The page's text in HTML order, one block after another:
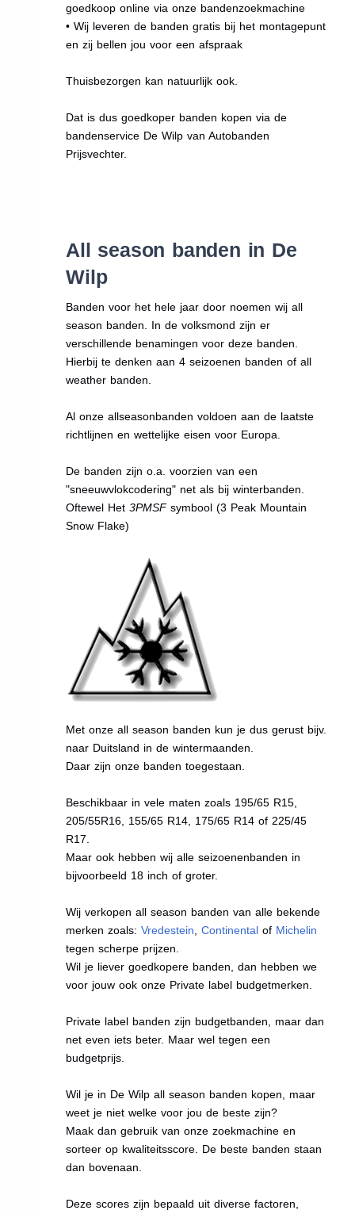
goedkoop online via onze bandenzoekmachine
• Wij leveren de banden gratis bij het montagepunt
en zij bellen jou voor een afspraak
Thuisbezorgen kan natuurlijk ook.
Dat is dus goedkoper banden kopen via de
bandenservice De Wilp van Autobanden
Prijsvechter.
All season banden in De
Wilp
Banden voor het hele jaar door noemen wij all
season banden. In de volksmond zijn er
verschillende benamingen voor deze banden.
Hierbij te denken aan 4 seizoenen banden of all
weather banden.
Al onze allseasonbanden voldoen aan de laatste
richtlijnen en wettelijke eisen voor Europa.
De banden zijn o.a. voorzien van een
"sneeuwvlokcodering" net als bij winterbanden.
Oftewel Het3PMSFsymbool (3 Peak Mountain
Snow Flake)
Met onze all season banden kun je dus gerust bijv.
naar Duitsland in de wintermaanden.
Daar zijn onze banden toegestaan.
Beschikbaar in vele maten zoals 195/65 R15,
205/55R16, 155/65 R14, 175/65 R14 of 225/45
R17.
Maar ook hebben wij alle seizoenenbanden in
bijvoorbeeld 18 inch of groter.
Wij verkopen all season banden van alle bekende
merken zoals:Vredestein ,Continental of Michelin
tegen scherpe prijzen.
Wil je liever goedkopere banden, dan hebben we
voor jouw ook onze Private label budgetmerken.
Private label banden zijn budgetbanden, maar dan
net even iets beter. Maar wel tegen een
budgetprijs.
Wil je in De Wilp all season banden kopen, maar
weet je niet welke voor jou de beste zijn?
Maak dan gebruik van onze zoekmachine en
sorteer op kwaliteitsscore. De beste banden staan
dan bovenaan.
Deze scores zijn bepaald uit diverse factoren,